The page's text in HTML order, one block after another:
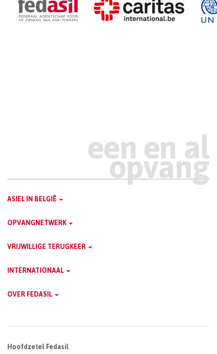
Main
Dutch
Menu
ASIEL IN BELGIË
OPVANGNETWERK
VRIJWILLIGE TERUGKEER
INTERNATIONAAL
OVER FEDASIL
Hoofdzetel Fedasil